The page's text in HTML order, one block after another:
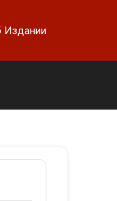
Издании